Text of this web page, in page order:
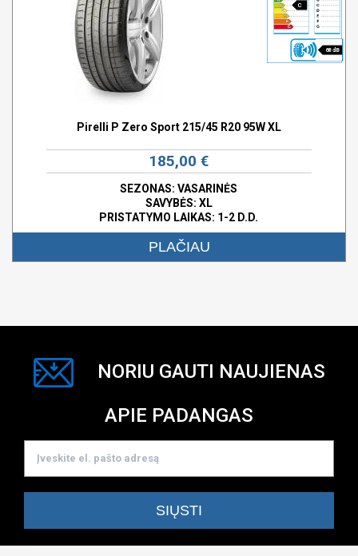
C
68 dB
Pirelli P Zero Sport 215/45 R20 95W XL
185,00 €
SEZONAS: VASARINĖS
SAVYBĖS: XL
PRISTATYMO LAIKAS: 1-2 D.D.
PLAČIAU
NORIU GAUTI NAUJIENAS
APIE PADANGAS